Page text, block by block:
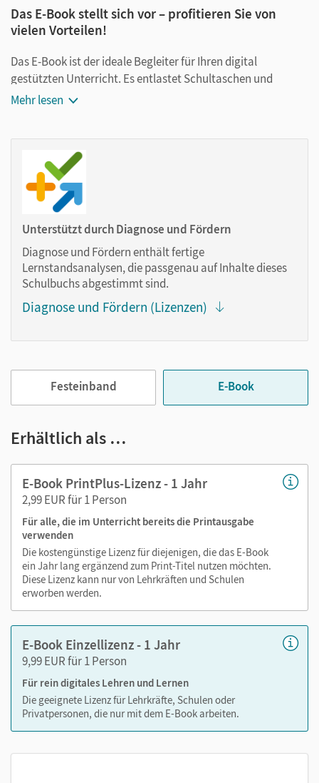
Das E-Book stellt sich vor – profitieren Sie von
vielen Vorteilen!
Das E-Book ist der ideale Begleiter für Ihren digital
gestützten Unterricht. Es entlastet Schultaschen und
Rucksäcke und ist jederzeit unkompliziert verfügbar.
Notizen erstellen
Markierungen setzen
Text ergänzen
im Text suchen
zoomen
Die Medien sind wichtige Bestandteile dieses E-Books. Sie
sind seitengenau platziert, damit Sie und Ihre Schüler/-innen
gestalten Sie das Lehren und Lernen zeitsparend und
Medien in diesem E-Book:
Erklärfilme
Audios
Mehr lesen
Unterstützt durch Diagnose und Fördern
Diagnose und Fördern enthält fertige
Lernstandsanalysen, die passgenau auf Inhalte dieses
Schulbuchs abgestimmt sind.
Diagnose und Fördern (Lizenzen)
Festeinband E-Book
Erhältlich als …
E-Book PrintPlus-Lizenz - 1 Jahr
2,99 EUR für 1 Person
Für alle, die im Unterricht bereits die Printausgabe
verwenden
Die kostengünstige Lizenz für diejenigen, die das E-Book
ein Jahr lang ergänzend zum Print-Titel nutzen möchten.
Diese Lizenz kann nur von Lehrkräften und Schulen
erworben werden.
E-Book Einzellizenz - 1 Jahr
9,99 EUR für 1 Person
Für rein digitales Lehren und Lernen
Die geeignete Lizenz für Lehrkräfte, Schulen oder
Privatpersonen, die nur mit dem E-Book arbeiten.